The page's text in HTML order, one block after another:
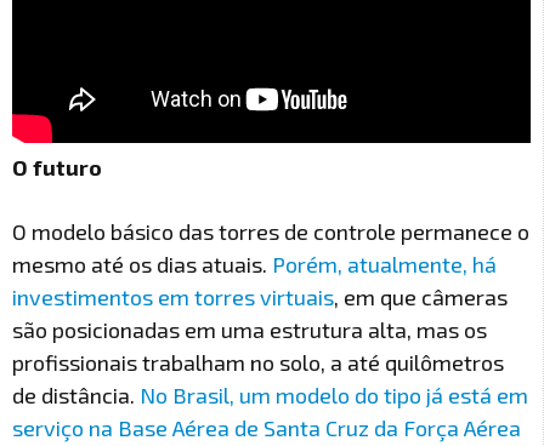
O futuro
O modelo básico das torres de controle permanece o
mesmo até os dias atuais. Porém, atualmente, há
investimentos em torres virtuais, em que câmeras
são posicionadas em uma estrutura alta, mas os
profissionais trabalham no solo, a até quilômetros
de distância. No Brasil, um modelo do tipo já está em
serviço na Base Aérea de Santa Cruz da Força Aérea